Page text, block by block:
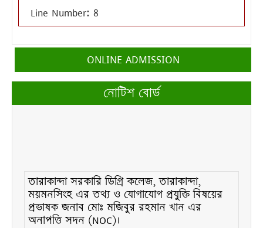
Line Number: 8
ONLINE ADMISSION
নোটিশ বোর্ড
তারাকান্দা সরকারি ডিগ্রি কলেজ, তারাকান্দা,
ময়মনসিংহ এর তথ্য ও যোগাযোগ প্রযুক্তি বিষয়ের
প্রভাষক জনাব মোঃ মজিবুর রহমান খান এর
অনাপত্তি সদন (NOC)।